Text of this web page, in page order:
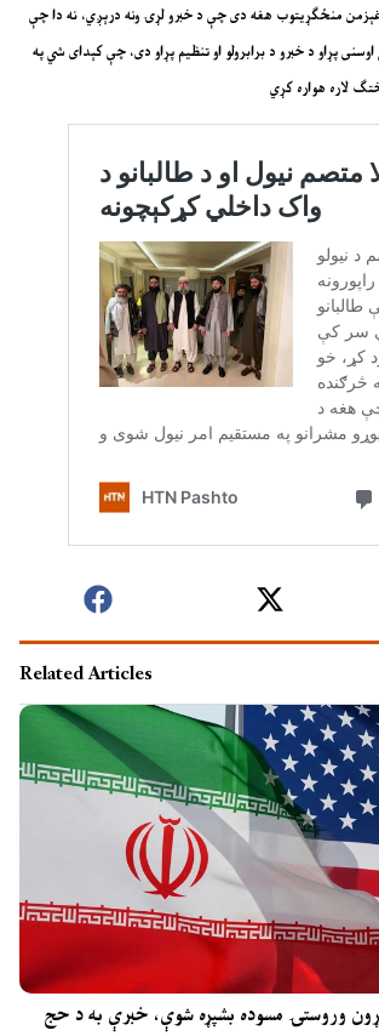
منځګړيتوب هغه دی چې د خبرو لړۍ ونه درېږي، نه دا چې
پړاو د خبرو د برابرولو او تنظيم پړاو دی، چې کېدای شي په
لاره هواره کړي
Related Articles
وروستۍ مسوده بشپړه شوې، خبرې به د حج